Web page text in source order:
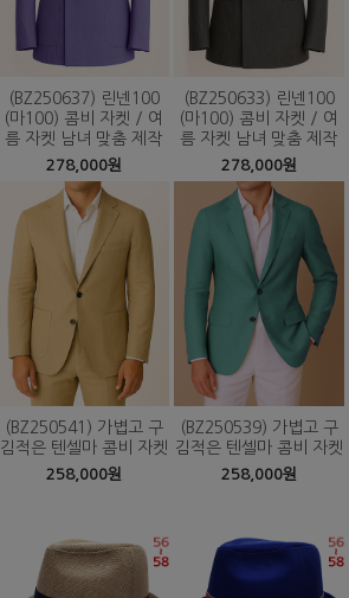
(BZ250637) 린넨100
(마100) 콤비 자켓 / 여
름 자켓 남녀 맞춤 제작
278,000원
(BZ250633) 린넨100
(마100) 콤비 자켓 / 여
름 자켓 남녀 맞춤 제작
278,000원
(BZ250541) 가볍고 구
김적은 텐셀마 콤비 자켓
258,000원
(BZ250539) 가볍고 구
김적은 텐셀마 콤비 자켓
258,000원